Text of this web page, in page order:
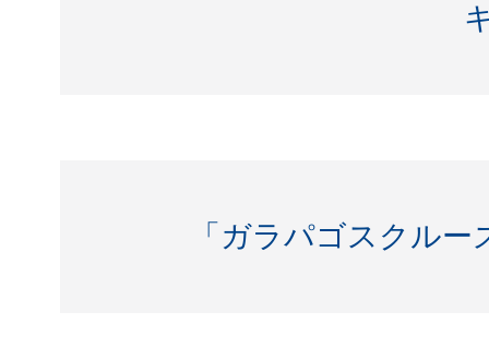
「ガラパゴスクルー